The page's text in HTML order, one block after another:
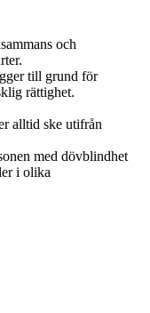
och
till grund för
rättighet.
alltid ske utifrån
med dövblindhet
i olika